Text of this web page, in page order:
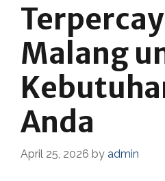
Malang
Anda
April 25, 2026 by admin